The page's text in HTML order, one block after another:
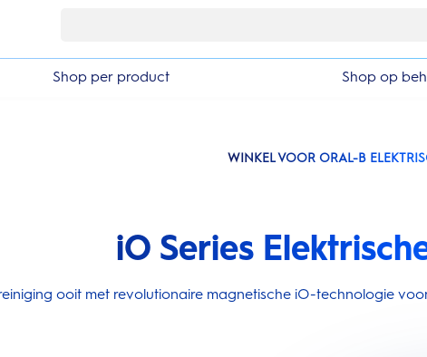
Shop per product Shop op
WINKEL VOOR ORAL-B
iO Series
ooit met revolutionaire magnetische iO-technologie